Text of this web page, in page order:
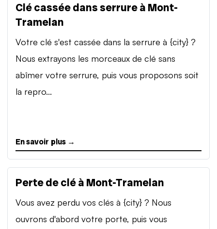
Clé cassée dans serrure à Mont-
Tramelan
Votre clé s'est cassée dans la serrure à {city} ?
Nous extrayons les morceaux de clé sans
abîmer votre serrure, puis vous proposons soit
la repro...
En savoir plus →
Perte de clé à Mont-Tramelan
Vous avez perdu vos clés à {city} ? Nous
ouvrons d'abord votre porte, puis vous